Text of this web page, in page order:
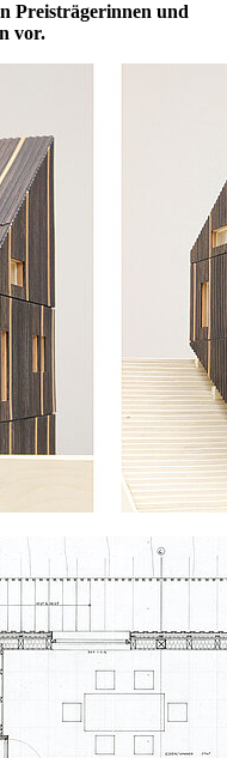
Preisträgerinnen und
vor.